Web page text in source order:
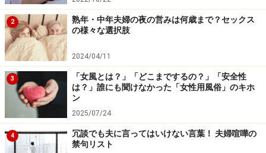
でしょう。
ポイントは「子作りをいつどうするか？」のように、
「セックス＝やらなきゃいけない義務」だと押しつける
ような話題を避けることです。子作りとセックスを結び
つけると男性側はゲンナリしてきます。もっと俯瞰的
に、2人で作り上げる次の10年をイメージし、前向きな
気持ちで2人の未来を設計するように仕向けることが大
切です。そうすることで将来の不安が減り、セックスレ
2
熟年・中年夫婦の夜の営みは何歳まで？セックス
の様々な選択肢
2024/04/11
3
「女風とは？」「どこまでするの？」「安全性
は？」誰にも聞けなかった「女性用風俗」のキホ
ン
2025/07/24
4
冗談でも夫に言ってはいけない言葉！ 夫婦喧嘩の
禁句リスト